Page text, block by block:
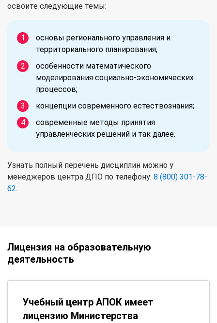
освоите следующие темы:
основы регионального управления и
территориального планирования;
особенности математического
моделирования социально-экономических
процессов;
концепции современного естествознания;
современные методы принятия
управленческих решений и так далее.
Узнать полный перечень дисциплин можно у
менеджеров центра ДПО по телефону: 8 (800) 301-78-
62.
Лицензия на образовательную
деятельность
Учебный центр АПОК имеет
лицензию Министерства